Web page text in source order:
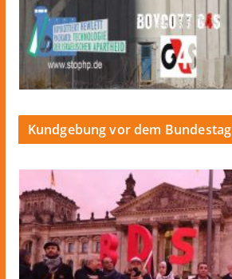
Kundgebung vor dem Bundestag